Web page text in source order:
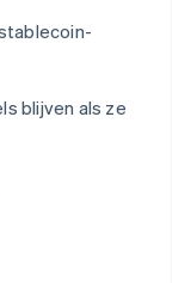
blijven als ze